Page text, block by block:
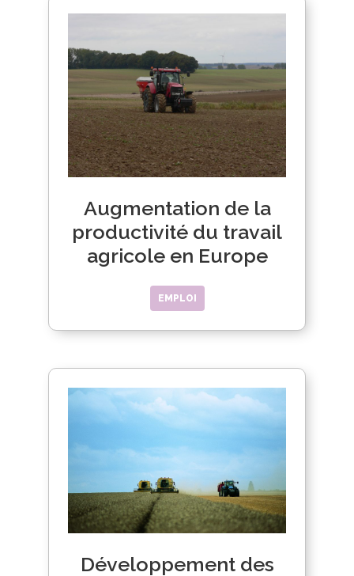
Augmentation de la
productivité du travail
agricole en Europe
EMPLOI
Développement des